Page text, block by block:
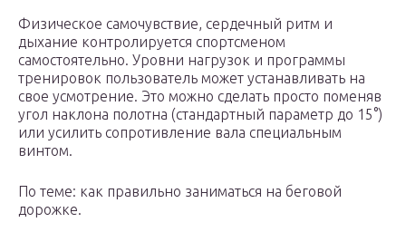
Физическое самочувствие, сердечный ритм и
дыхание контролируется спортсменом
самостоятельно. Уровни нагрузок и программы
тренировок пользователь может устанавливать на
свое усмотрение. Это можно сделать просто поменяв
угол наклона полотна (стандартный параметр до 15°)
или усилить сопротивление вала специальным
винтом.
По теме: как правильно заниматься на беговой
дорожке.